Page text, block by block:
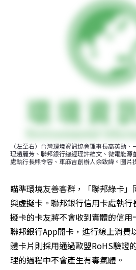
（左至右）台灣環境資訊協會理事長高英勛
理趙麗芳、聯邦銀行總經理許維文、微電能源
處執行長熊令容、車麻吉創辦人余致緯。圖片
瞄準環境友善客群，「聯邦綠卡」
與虛擬卡。聯邦銀行信用卡處執
擬卡的卡友將不會收到實體的信
聯邦銀行App開卡，進行線上消費
體卡片則採用通過歐盟RoHS驗證
理的過程中不會產生有毒氣體。